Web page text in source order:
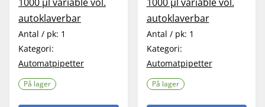
autoklaverbar
Antal / pk: 1
Kategori:
Automatpipetter
På lager
autoklaverbar
Antal / pk: 1
Kategori:
Automatpipetter
På lager